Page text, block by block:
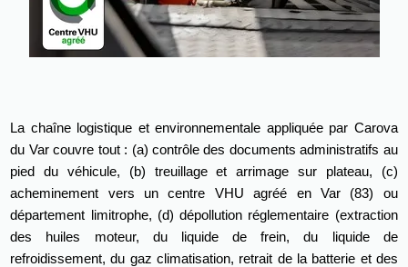
La chaîne logistique et environnementale appliquée par Carova
du Var couvre tout : (a) contrôle des documents administratifs au
pied du véhicule, (b) treuillage et arrimage sur plateau, (c)
acheminement vers un centre VHU agréé en Var (83) ou
département limitrophe, (d) dépollution réglementaire (extraction
des huiles moteur, du liquide de frein, du liquide de
refroidissement, du gaz climatisation, retrait de la batterie et des